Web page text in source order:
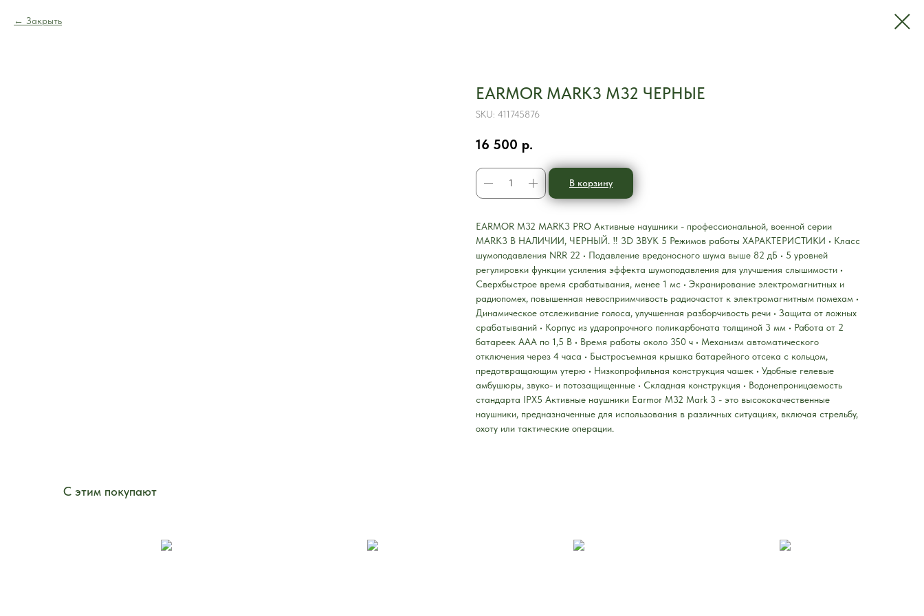
Закрыть
EARMOR MARK3 M32 ЧЕРНЫЕ
SKU: 411745876
16 500 р.
В корзину
EARMOR M32 MARK3 PRO Активные наушники - профессиональной, военной серии
MARK3 В НАЛИЧИИ, ЧЕРНЫЙ. ‼️ 3D ЗВУК 5 Режимов работы ХАРАКТЕРИСТИКИ • Класс
шумоподавления NRR 22 • Подавление вредоносного шума выше 82 дБ • 5 уровней
регулировки функции усиления эффекта шумоподавления для улучшения слышимости •
Сверхбыстрое время срабатывания, менее 1 мс • Экранирование электромагнитных и
радиопомех, повышенная невосприимчивость радиочастот к электромагнитным помехам •
Динамическое отслеживание голоса, улучшенная разборчивость речи • Защита от ложных
срабатываний • Корпус из ударопрочного поликарбоната толщиной 3 мм • Работа от 2
батареек AAA по 1,5 В • Время работы около 350 ч • Механизм автоматического
отключения через 4 часа • Быстросъемная крышка батарейного отсека с кольцом,
предотвращающим утерю • Низкопрофильная конструкция чашек • Удобные гелевые
амбушюры, звуко- и потозащищенные • Складная конструкция • Водонепроницаемость
стандарта IPX5 Активные наушники Earmor M32 Mark 3 - это высококачественные
наушники, предназначенные для использования в различных ситуациях, включая стрельбу,
охоту или тактические операции.
С этим покупают